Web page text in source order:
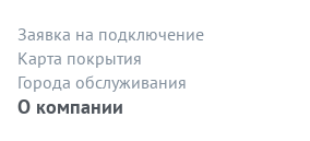
Заявка на подключение
Карта покрытия
Города обслуживания
О компании